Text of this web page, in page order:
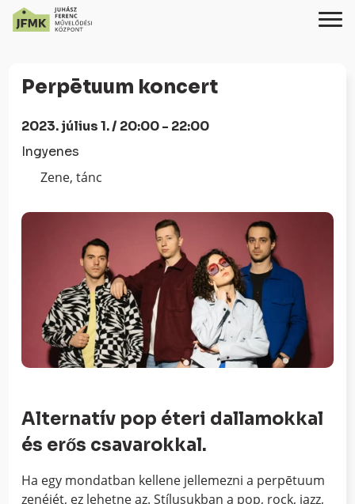
Content
navigációhoz
perpētuum koncert
2023. július 1. / 20:00 - 22:00
Ingyenes
Zene, tánc
Alternatív pop éteri dallamokkal
és erős csavarokkal.
Ha egy mondatban kellene jellemezni a perpētuum
zenéjét, ez lehetne az. Stílusukban a pop, rock, jazz,